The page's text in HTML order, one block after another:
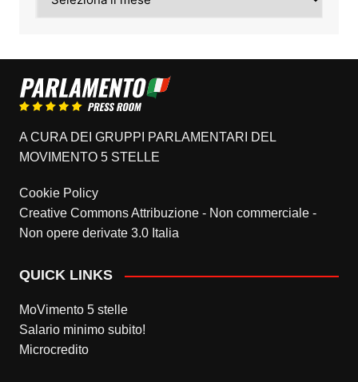
A CURA DEI GRUPPI PARLAMENTARI DEL
MOVIMENTO 5 STELLE
Cookie Policy
Creative Commons Attribuzione - Non commerciale -
Non opere derivate 3.0 Italia
QUICK LINKS
MoVimento 5 stelle
Salario minimo subito!
Microcredito